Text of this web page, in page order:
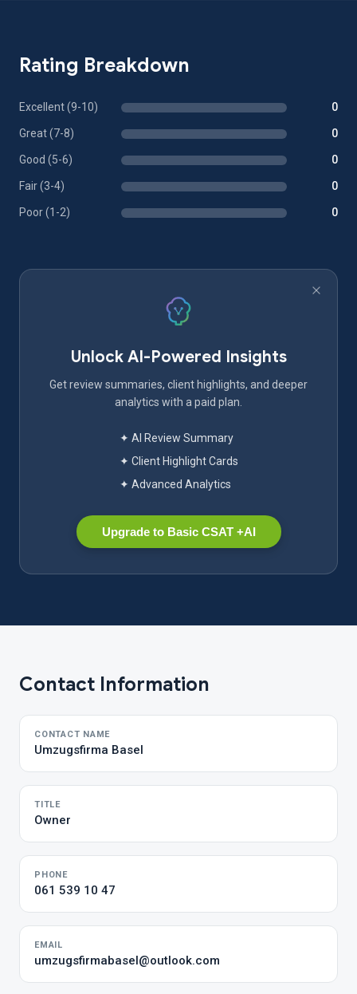
Rating Breakdown
Excellent (9-10) 0
Great (7-8) 0
Good (5-6) 0
Fair (3-4) 0
Poor (1-2) 0
Unlock AI-Powered Insights
Get review summaries, client highlights, and deeper
analytics with a paid plan.
✦ AI Review Summary
✦ Client Highlight Cards
✦ Advanced Analytics
Upgrade to Basic CSAT +AI
Contact Information
CONTACT NAME
Umzugsfirma Basel
TITLE
Owner
PHONE
061 539 10 47
EMAIL
umzugsfirmabasel@outlook.com